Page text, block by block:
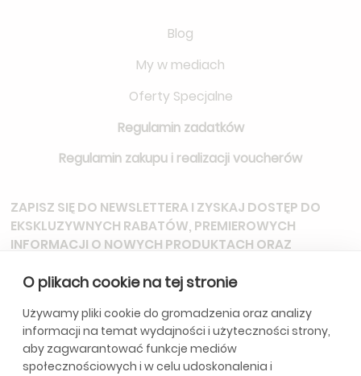
O plikach cookie na tej stronie
Używamy pliki cookie do gromadzenia oraz analizy
informacji na temat wydajności i użyteczności strony,
aby zagwarantować funkcje mediów
społecznościowych i w celu udoskonalenia i
Blog
My w mediach
Oferty Specjalne
Regulamin zadatków
Regulamin zakupu i realizacji voucherów
ZAPISZ SIĘ DO NEWSLETTERAI ZYSKAJ DOSTĘP DO
EKSKLUZYWNYCH RABATÓW, PREMIEROWYCH
INFORMACJI O NOWYCH PRODUKTACH ORAZ
*Subskrybując, wyrażasz zgodę na otrzymywanie aktualizacji od
naszej firmy. Szczegóły wPolitycę Prywatności.